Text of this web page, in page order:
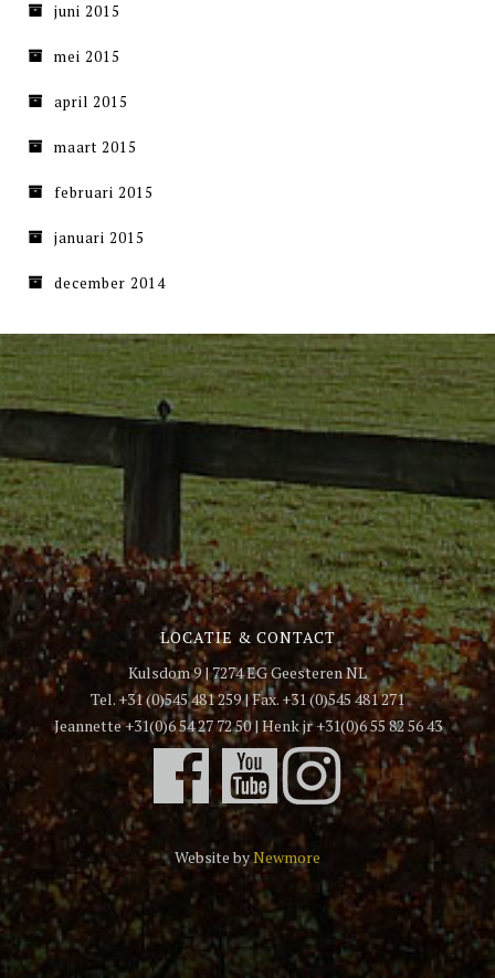
juni 2015
mei 2015
april 2015
maart 2015
februari 2015
januari 2015
december 2014
LOCATIE & CONTACT
Kulsdom 9 | 7274 EG Geesteren NL
Tel. +31 (0)545 481 259 | Fax. +31 (0)545 481 271
Jeannette +31(0)6 54 27 72 50 | Henk jr +31(0)6 55 82 56 43
Website byNewmore